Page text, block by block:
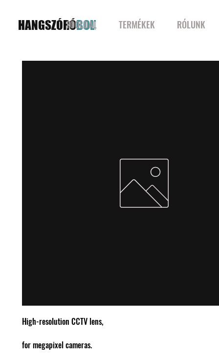
HANGSZÓRÓBOLT
FŐOLDAL TERMÉKEK RÓLUNK
High-resolution CCTV lens,
for megapixel cameras.